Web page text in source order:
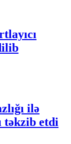
ilə
təkzib etdi